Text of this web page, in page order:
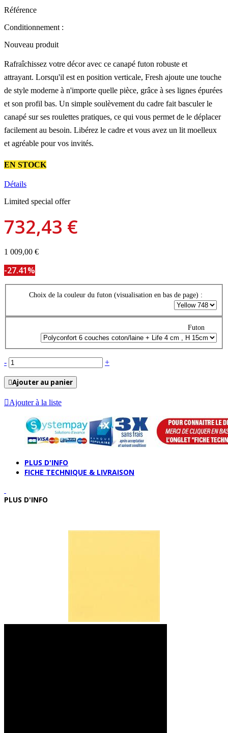
Référence
Conditionnement :
Nouveau produit
Rafraîchissez votre décor avec ce canapé futon robuste et
attrayant. Lorsqu'il est en position verticale, Fresh ajoute une touche
de style moderne à n'importe quelle pièce, grâce à ses lignes épurées
et son profil bas. Un simple soulèvement du cadre fait basculer le
canapé sur ses roulettes pratiques, ce qui vous permet de le déplacer
facilement au besoin. Libérez le cadre et vous avez un lit moelleux
et agréable pour vos invités.
EN STOCK
Détails
Limited special offer
732,43 €
1 009,00 €
-27.41%
Choix de la couleur du futon (visualisation en bas de page) :
Futon
- +
Ajouter au panier
Ajouter à la liste
PLUS D'INFO
FICHE TECHNIQUE & LIVRAISON
PLUS D'INFO